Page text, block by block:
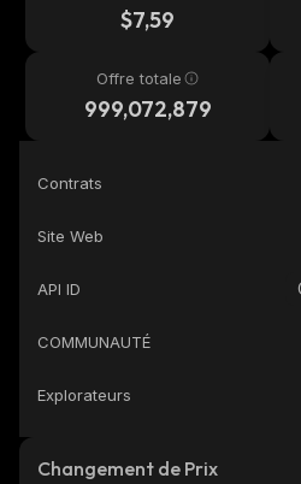
$7,59
Offre totale
999,072,879
Contrats
Site Web
API ID
COMMUNAUTÉ
Explorateurs
Changement de Prix